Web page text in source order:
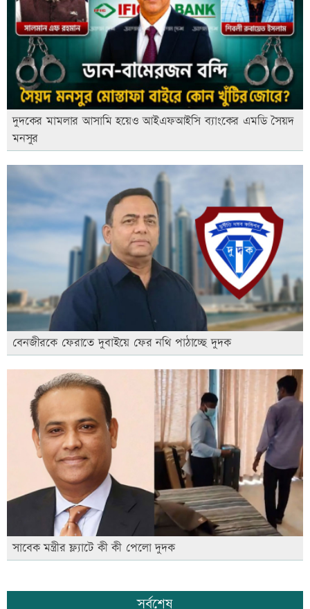
দুদকের মামলার আসামি হয়েও আইএফআইসি ব্যাংকের এমডি সৈয়দ
মনসুর
বেনজীরকে ফেরাতে দুবাইয়ে ফের নথি পাঠাচ্ছে দুদক
সাবেক মন্ত্রীর ফ্ল্যাটে কী কী পেলো দুদক
সর্বশেষ